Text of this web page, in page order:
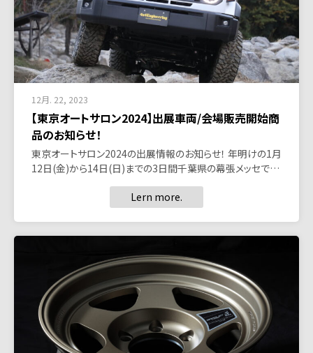
12月. 22, 2023
【東京オートサロン2024】出展車両/会場販売開始商
品のお知らせ！
東京オートサロン2024の出展情報のお知らせ！ 年明けの1月
12日(金)から14日(日)までの3日間千葉県の幕張メッセで…
Lern more.